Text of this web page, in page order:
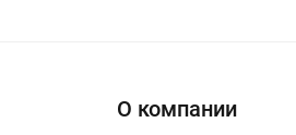
О компании